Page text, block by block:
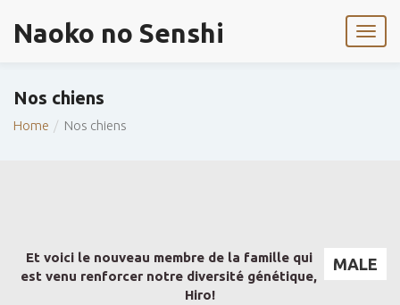
Naoko no Senshi
Nos chiens
Home Nos chiens
MALE
Et voici le nouveau membre de la famille qui
est venu renforcer notre diversité génétique,
Hiro!